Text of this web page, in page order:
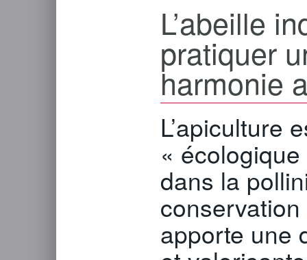
L’abeille
pratiquer
harmonie
L’apiculture
«
dans la
conservation
apporte une